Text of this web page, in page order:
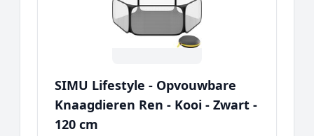
SIMU Lifestyle - Opvouwbare
Knaagdieren Ren - Kooi - Zwart -
120 cm